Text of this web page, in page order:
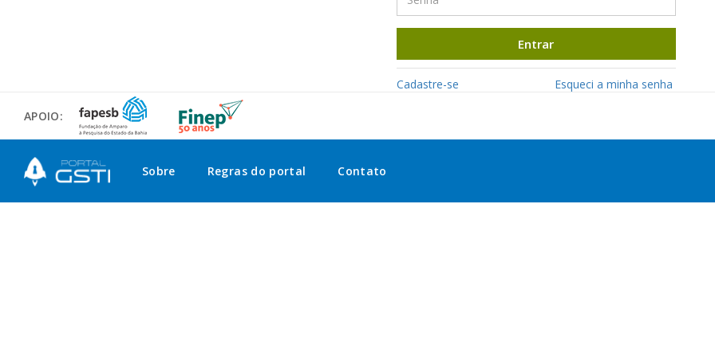
Entrar
Cadastre-se Esqueci a minha senha
APOIO:
Sobre Regras do portal Contato